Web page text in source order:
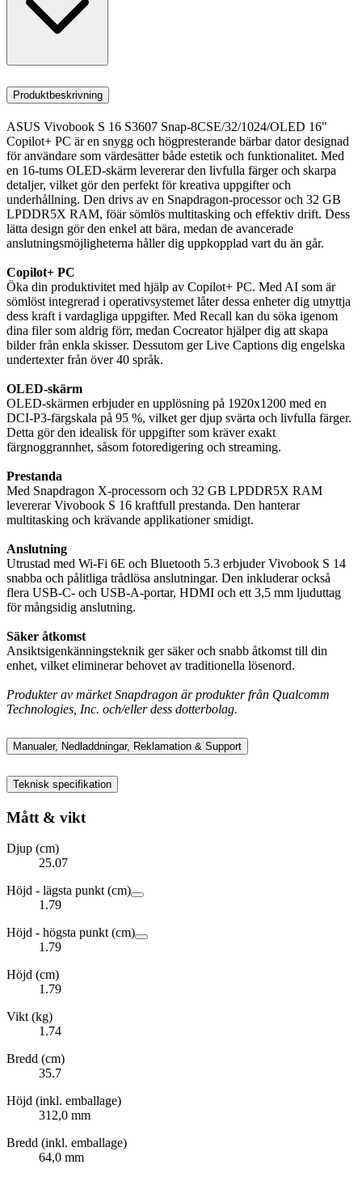
Produktbeskrivning
ASUS Vivobook S 16 S3607 Snap-8CSE/32/1024/OLED 16"
Copilot+ PC är en snygg och högpresterande bärbar dator designad
för användare som värdesätter både estetik och funktionalitet. Med
en 16-tums OLED-skärm levererar den livfulla färger och skarpa
detaljer, vilket gör den perfekt för kreativa uppgifter och
underhållning. Den drivs av en Snapdragon-processor och 32 GB
LPDDR5X RAM, föär sömlös multitasking och effektiv drift. Dess
lätta design gör den enkel att bära, medan de avancerade
anslutningsmöjligheterna håller dig uppkopplad vart du än går.
Copilot+ PC
Öka din produktivitet med hjälp av Copilot+ PC. Med AI som är
sömlöst integrerad i operativsystemet låter dessa enheter dig utnyttja
dess kraft i vardagliga uppgifter. Med Recall kan du söka igenom
dina filer som aldrig förr, medan Cocreator hjälper dig att skapa
bilder från enkla skisser. Dessutom ger Live Captions dig engelska
undertexter från över 40 språk.
OLED-skärm
OLED-skärmen erbjuder en upplösning på 1920x1200 med en
DCI-P3-färgskala på 95 %, vilket ger djup svärta och livfulla färger.
Detta gör den idealisk för uppgifter som kräver exakt
färgnoggrannhet, såsom fotoredigering och streaming.
Prestanda
Med Snapdragon X-processorn och 32 GB LPDDR5X RAM
levererar Vivobook S 16 kraftfull prestanda. Den hanterar
multitasking och krävande applikationer smidigt.
Anslutning
Utrustad med Wi-Fi 6E och Bluetooth 5.3 erbjuder Vivobook S 14
snabba och pålitliga trådlösa anslutningar. Den inkluderar också
flera USB-C- och USB-A-portar, HDMI och ett 3,5 mm ljuduttag
för mångsidig anslutning.
Säker åtkomst
Ansiktsigenkänningsteknik ger säker och snabb åtkomst till din
enhet, vilket eliminerar behovet av traditionella lösenord.
Produkter av märket Snapdragon är produkter från Qualcomm
Technologies, Inc. och/eller dess dotterbolag.
Manualer, Nedladdningar, Reklamation & Support
Teknisk specifikation
Mått & vikt
Djup (cm)
25.07
Höjd - lägsta punkt (cm)
1.79
Höjd - högsta punkt (cm)
1.79
Höjd (cm)
1.79
Vikt (kg)
1.74
Bredd (cm)
35.7
Höjd (inkl. emballage)
312,0 mm
Bredd (inkl. emballage)
64,0 mm